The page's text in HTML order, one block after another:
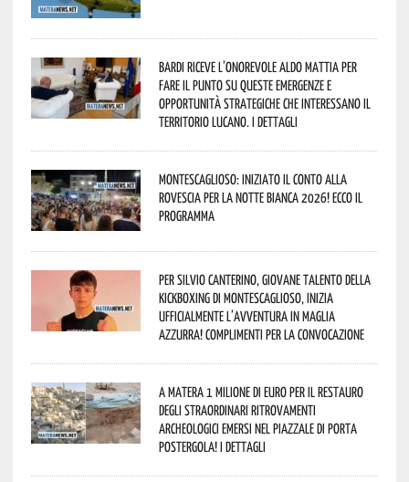
Bardi riceve l’onorevole Aldo Mattia per
fare il punto su queste emergenze e
opportunità strategiche che interessano il
territorio lucano. I dettagli
Montescaglioso: iniziato il conto alla
rovescia per la Notte Bianca 2026! Ecco il
programma
Per Silvio Canterino, giovane talento della
kickboxing di Montescaglioso, inizia
ufficialmente l’avventura in maglia
azzurra! Complimenti per la convocazione
A Matera 1 milione di euro per il restauro
degli straordinari ritrovamenti
archeologici emersi nel piazzale di Porta
Postergola! I dettagli